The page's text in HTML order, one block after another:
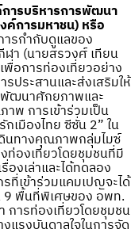
ารบริหารการพัฒนา
ค์การมหาชน) หรือ
ารกำกับดูแลของ
า (นายสรวงศ์ เทียน
อการท่องเที่ยวอย่าง
ประสานและส่งเสริมให้
ฒนาศักยภาพและ
พ การเข้าร่วมเป็น
เมืองไทย ซีซั่น 2” ใน
นทางคุณภาพกลุ่มไมซ์
ท่องเที่ยวโดยชุมชนที่มี
งเล่าและได้ทดลอง
ที่เข้าร่วมแคมเปญจะได้
9 พื้นที่พิเศษของ อพท.
การท่องเที่ยวโดยชุมชน
แรงบันดาลใจในการจัด